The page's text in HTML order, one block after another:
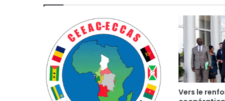
Vers le